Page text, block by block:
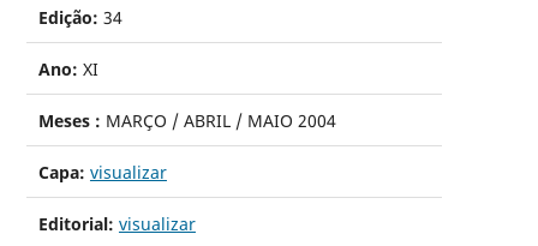
Edição: 34
Ano: XI
Meses : MARÇO / ABRIL / MAIO 2004
Capa: visualizar
Editorial: visualizar